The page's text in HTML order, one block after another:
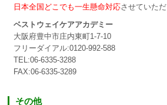
日本全国どこでも一生懸命対応させていただ
ベストウェイケアアカデミー
大阪府豊中市庄内東町1-7-10
フリーダイアル:0120-992-588
TEL:06-6335-3288
FAX:06-6335-3289
その他